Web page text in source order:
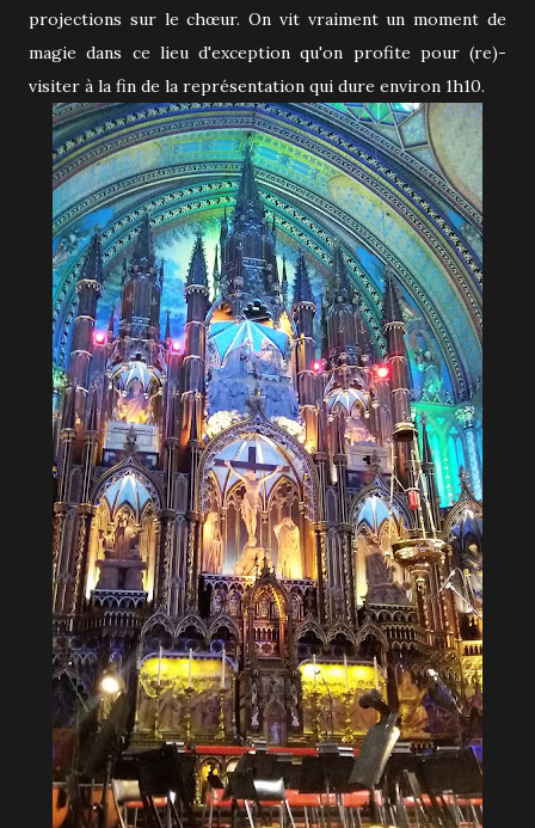
projections sur le chœur. On vit vraiment un moment de
magie dans ce lieu d'exception qu'on profite pour (re)-
visiter à la fin de la représentation qui dure environ 1h10.